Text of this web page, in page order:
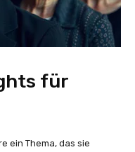
für
ein Thema, das sie